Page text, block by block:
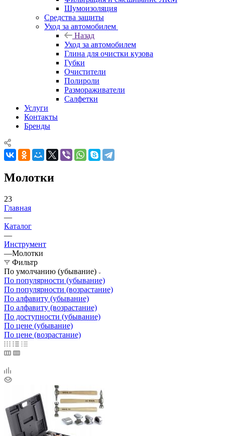
Шумоизоляция
Средства защиты
Уход за автомобилем
Назад
Уход за автомобилем
Глина для очистки кузова
Губки
Очистители
Полироли
Размораживатели
Салфетки
Услуги
Контакты
Бренды
Молотки
23
Главная
—
Каталог
—
Инструмент
—Молотки
Фильтр
По умолчанию (убывание)
По популярности (убывание)
По популярности (возрастание)
По алфавиту (убывание)
По алфавиту (возрастание)
По доступности (убывание)
По цене (убывание)
По цене (возрастание)